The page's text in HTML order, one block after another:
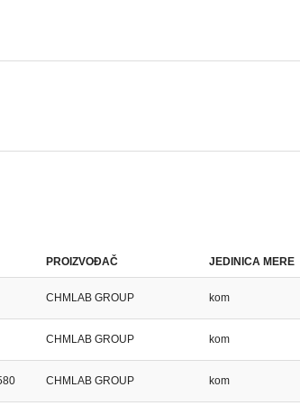
PROIZVOĐAČ JEDINICA MERE
CHMLAB GROUP kom
CHMLAB GROUP kom
CHMLAB GROUP kom